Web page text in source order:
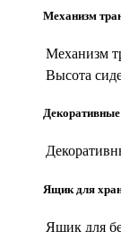
Механизм
Механизм
Высота
Ящик для
Ящик для